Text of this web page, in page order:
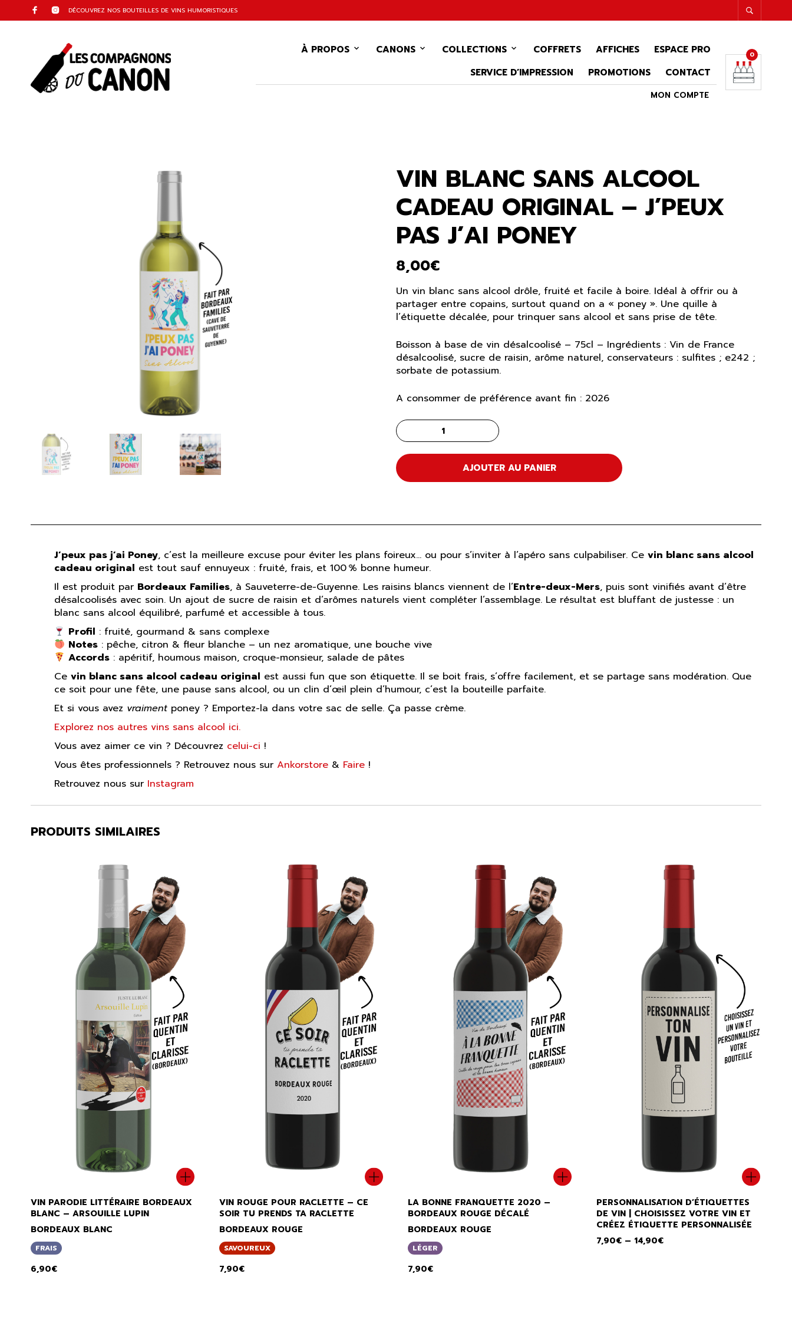
DÉCOUVREZ NOS BOUTEILLES DE VINS HUMORISTIQUES
À PROPOS CANONS COLLECTIONS COFFRETS AFFICHES
ESPACE PRO
SERVICE D’IMPRESSION
PROMOTIONS CONTACT
MON COMPTE
0
VIN BLANC SANS ALCOOL
CADEAU ORIGINAL – J’PEUX
PAS J’AI PONEY
8,00€
Un vin blanc sans alcool drôle, fruité et facile à boire. Idéal à offrir ou à
partager entre copains, surtout quand on a « poney ». Une quille à
l’étiquette décalée, pour trinquer sans alcool et sans prise de tête.
Boisson à base de vin désalcoolisé – 75cl – Ingrédients : Vin de France
désalcoolisé, sucre de raisin, arôme naturel, conservateurs : sulfites ; e242 ;
sorbate de potassium.
A consommer de préférence avant fin : 2026
AJOUTER AU PANIER
J’peux pas j’ai Poney, c’est la meilleure excuse pour éviter les plans foireux… ou pour s’inviter à l’apéro sans culpabiliser. Ce vin blanc sans alcool
cadeau original est tout sauf ennuyeux : fruité, frais, et 100 % bonne humeur.
Il est produit par Bordeaux Families, à Sauveterre-de-Guyenne. Les raisins blancs viennent de l’Entre-deux-Mers, puis sont vinifiés avant d’être
désalcoolisés avec soin. Un ajout de sucre de raisin et d’arômes naturels vient compléter l’assemblage. Le résultat est bluffant de justesse : un
blanc sans alcool équilibré, parfumé et accessible à tous.
Profil : fruité, gourmand & sans complexe
Notes : pêche, citron & fleur blanche – un nez aromatique, une bouche vive
Accords : apéritif, houmous maison, croque-monsieur, salade de pâtes
Ce vin blanc sans alcool cadeau original est aussi fun que son étiquette. Il se boit frais, s’offre facilement, et se partage sans modération. Que
ce soit pour une fête, une pause sans alcool, ou un clin d’œil plein d’humour, c’est la bouteille parfaite.
Et si vous avez vraiment poney ? Emportez-la dans votre sac de selle. Ça passe crème.
Explorez nos autres vins sans alcool ici.
Vous avez aimer ce vin ? Découvrez celui-ci !
Vous êtes professionnels ? Retrouvez nous sur Ankorstore & Faire !
Retrouvez nous sur Instagram
PRODUITS SIMILAIRES
VIN PARODIE LITTÉRAIRE BORDEAUX
BLANC – ARSOUILLE LUPIN
BORDEAUX BLANC
FRAIS
6,90€
VIN ROUGE POUR RACLETTE – CE
SOIR TU PRENDS TA RACLETTE
BORDEAUX ROUGE
SAVOUREUX
7,90€
LA BONNE FRANQUETTE 2020 –
BORDEAUX ROUGE DÉCALÉ
BORDEAUX ROUGE
LÉGER
7,90€
PERSONNALISATION D’ÉTIQUETTES
DE VIN | CHOISISSEZ VOTRE VIN ET
CRÉEZ ÉTIQUETTE PERSONNALISÉE
7,90€ – 14,90€